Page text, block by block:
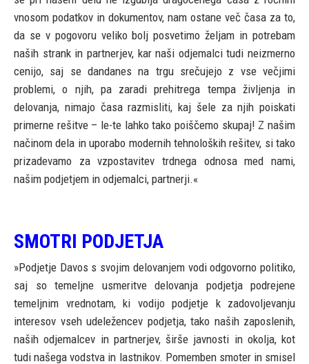
vnosom podatkov in dokumentov, nam ostane več časa za to,
da se v pogovoru veliko bolj posvetimo željam in potrebam
naših strank in partnerjev, kar naši odjemalci tudi neizmerno
cenijo, saj se dandanes na trgu srečujejo z vse večjimi
problemi, o njih, pa zaradi prehitrega tempa življenja in
delovanja, nimajo časa razmisliti, kaj šele za njih poiskati
primerne rešitve – le-te lahko tako poiščemo skupaj! Z našim
načinom dela in uporabo modernih tehnoloških rešitev, si tako
prizadevamo za vzpostavitev trdnega odnosa med nami,
našim podjetjem in odjemalci, partnerji.«
SMOTRI PODJETJA
»Podjetje Davos s svojim delovanjem vodi odgovorno politiko,
saj so temeljne usmeritve delovanja podjetja podrejene
temeljnim vrednotam, ki vodijo podjetje k zadovoljevanju
interesov vseh udeležencev podjetja, tako naših zaposlenih,
naših odjemalcev in partnerjev, širše javnosti in okolja, kot
tudi našega vodstva in lastnikov. Pomemben smoter in smisel